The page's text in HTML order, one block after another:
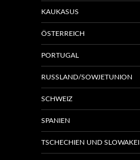
KAUKASUS
ÖSTERREICH
PORTUGAL
RUSSLAND/SOWJETUNION
SCHWEIZ
SPANIEN
TSCHECHIEN UND SLOWAKEI